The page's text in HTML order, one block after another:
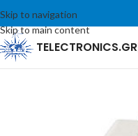
Skip to navigation
Skip to main content
TELECTRONICS.GR